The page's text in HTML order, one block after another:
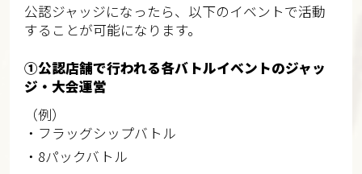
公認ジャッジになったら、以下のイベントで活動
することが可能になります。
①公認店舗で行われる各バトルイベントのジャッ
ジ・大会運営
（例）
・フラッグシップバトル
・8パックバトル